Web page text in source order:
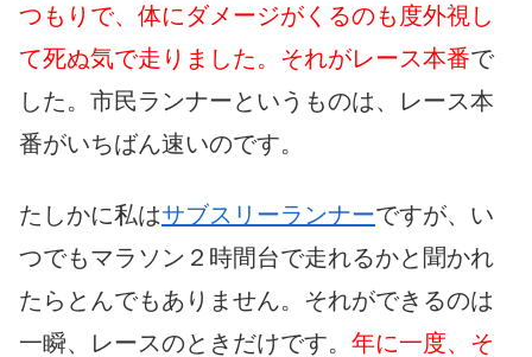
つもりで、体にダメージがくるのも度外視し
て死ぬ気で走りました。それがレース本番で
した。市民ランナーというものは、レース本
番がいちばん速いのです。
たしかに私はサブスリーランナーですが、い
つでもマラソン２時間台で走れるかと聞かれ
たらとんでもありません。それができるのは
一瞬、レースのときだけです。 年に一度、そ